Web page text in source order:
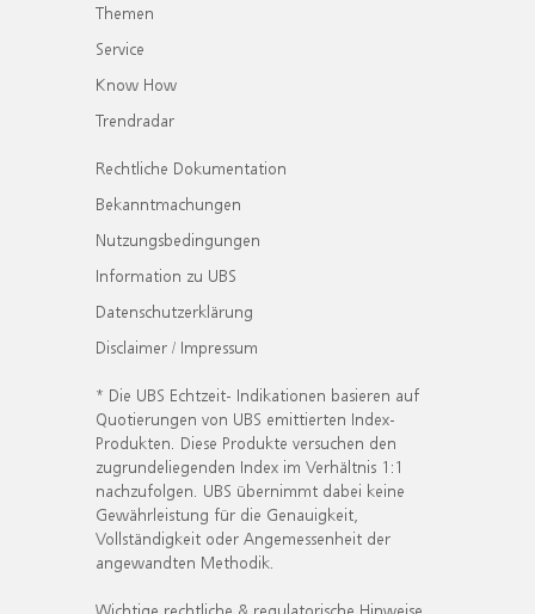
Themen
Service
Know How
Trendradar
Rechtliche Dokumentation
Bekanntmachungen
Nutzungsbedingungen
Information zu UBS
Datenschutzerklärung
Disclaimer / Impressum
* Die UBS Echtzeit- Indikationen basieren auf
Quotierungen von UBS emittierten Index-
Produkten. Diese Produkte versuchen den
zugrundeliegenden Index im Verhältnis 1:1
nachzufolgen. UBS übernimmt dabei keine
Gewährleistung für die Genauigkeit,
Vollständigkeit oder Angemessenheit der
angewandten Methodik.